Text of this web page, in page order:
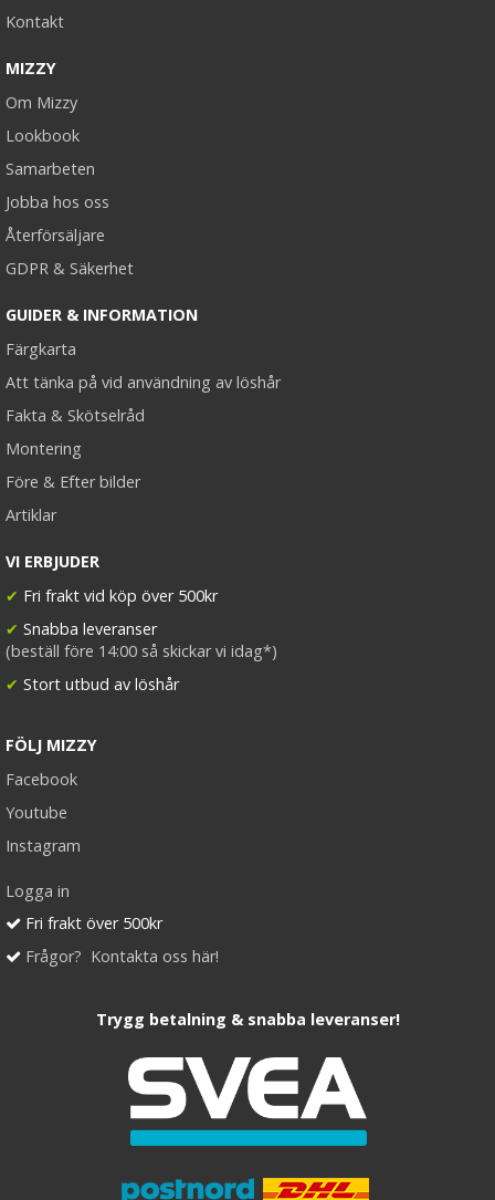
Kontakt
MIZZY
Om Mizzy
Lookbook
Samarbeten
Jobba hos oss
Återförsäljare
GDPR & Säkerhet
GUIDER & INFORMATION
Färgkarta
Att tänka på vid användning av löshår
Fakta & Skötselråd
Montering
Före & Efter bilder
Artiklar
VI ERBJUDER
✔ Fri frakt vid köp över 500kr
✔ Snabba leveranser
(beställ före 14:00 så skickar vi idag*)
✔ Stort utbud av löshår
FÖLJ MIZZY
Facebook
Youtube
Instagram
Logga in
Fri frakt över 500kr
Frågor? Kontakta oss här!
Trygg betalning & snabba leveranser!